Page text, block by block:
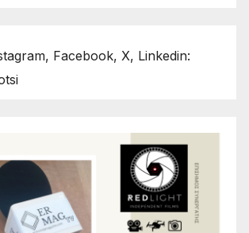
Facebook, X, Linkedin: